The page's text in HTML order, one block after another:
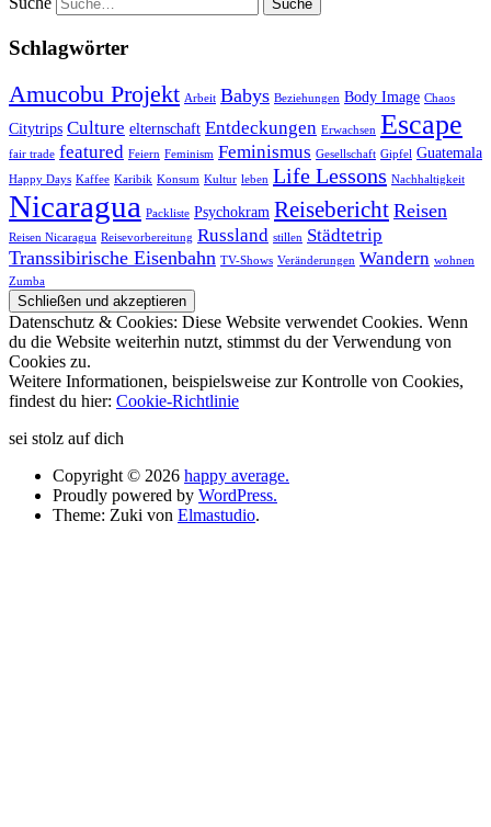
Schlagwörter
Amucobu Projekt Arbeit Babys Beziehungen Body Image Chaos
Citytrips Culture elternschaft Entdeckungen Erwachsen Escape
fair trade featured Feiern Feminism Feminismus Gesellschaft Gipfel Guatemala
Happy Days Kaffee Karibik Konsum Kultur leben Life Lessons Nachhaltigkeit
Nicaragua Packliste Psychokram Reisebericht Reisen
Reisen Nicaragua Reisevorbereitung Russland stillen Städtetrip
Transsibirische Eisenbahn TV-Shows Veränderungen Wandern wohnen
Zumba
Datenschutz & Cookies: Diese Website verwendet Cookies. Wenn
du die Website weiterhin nutzt, stimmst du der Verwendung von
Cookies zu.
Weitere Informationen, beispielsweise zur Kontrolle von Cookies,
findest du hier: Cookie-Richtlinie
sei stolz auf dich
Copyright © 2026 happy average.
Proudly powered by WordPress.
Theme: Zuki von Elmastudio.